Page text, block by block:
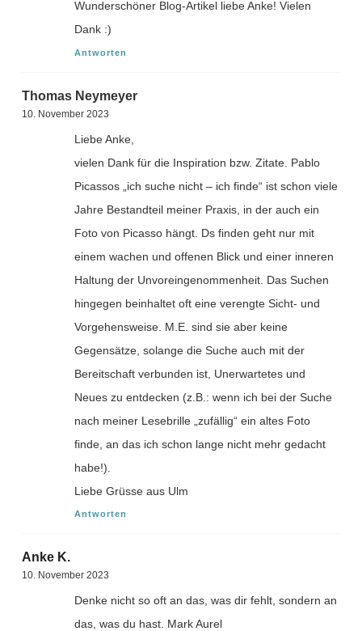
Wunderschöner Blog-Artikel liebe Anke! Vielen
Dank :)
Antworten
Thomas Neymeyer
10. November 2023
Liebe Anke,
vielen Dank für die Inspiration bzw. Zitate. Pablo
Picassos „ich suche nicht – ich finde“ ist schon viele
Jahre Bestandteil meiner Praxis, in der auch ein
Foto von Picasso hängt. Ds finden geht nur mit
einem wachen und offenen Blick und einer inneren
Haltung der Unvoreingenommenheit. Das Suchen
hingegen beinhaltet oft eine verengte Sicht- und
Vorgehensweise. M.E. sind sie aber keine
Gegensätze, solange die Suche auch mit der
Bereitschaft verbunden ist, Unerwartetes und
Neues zu entdecken (z.B.: wenn ich bei der Suche
nach meiner Lesebrille „zufällig“ ein altes Foto
finde, an das ich schon lange nicht mehr gedacht
habe!).
Liebe Grüsse aus Ulm
Antworten
Anke K.
10. November 2023
Denke nicht so oft an das, was dir fehlt, sondern an
das, was du hast. Mark Aurel